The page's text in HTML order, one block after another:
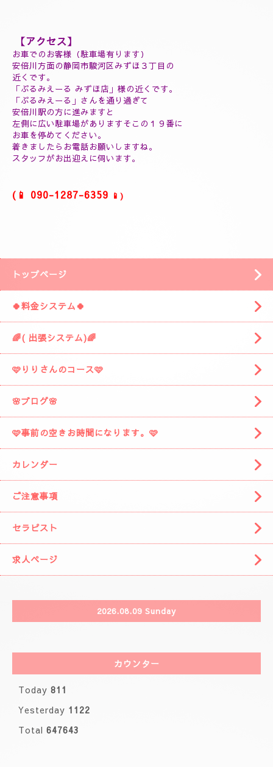
(延長30分¥7000)
(60分延長¥14000)
(ご指名￥2000)
(よむぎ蒸し30分¥5000)
(よむぎ蒸し45分¥7000)
(リフレクソロジートリートメント30分¥5000)
(ヘッドスパマッサージ１０分¥2000)
(フィシャルマッサージ１０分¥2000)
(ホットストーン30分¥5000)
(ソルトマッサージ¥3000)
❖❖❖❖❖❖❖❖❖
安倍川駅の方に進みますと
左側に広い駐車場がありますそこの１９番に
お車を停めてください。
着きましたら お電話お願いしますね。
スタッフがお出迎えに伺います。
トップページ
🍀料金システム🍀
🌈( 出張システム)🌈
🩷りりさんのコース🩷
🌸ブログ🌸
🩷事前の空きお時間になります。🩷
セラピスト
求人ページ